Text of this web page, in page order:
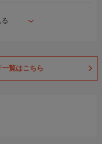
覧はこちら